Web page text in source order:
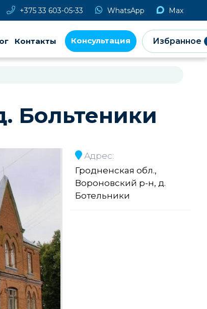
+375 33 603-05-33 WhatsApp Max
Контакты Консультация Избранное
Больтеники
Адрес:
Гродненская обл.,
Вороновский р-н, д.
Ботельники